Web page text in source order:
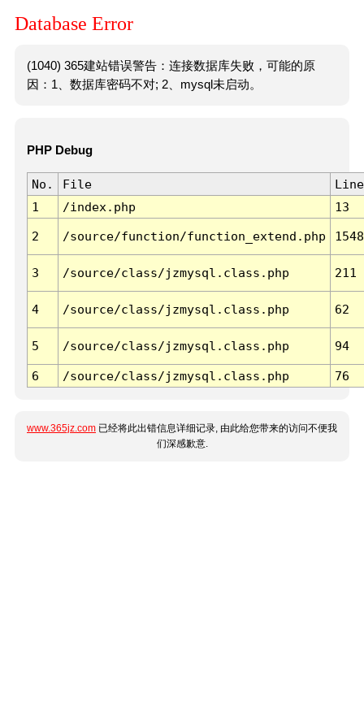
Database Error
(1040) 365建站错误警告：连接数据库失败，可能的原
因：1、数据库密码不对; 2、mysql未启动。
PHP Debug
No. File
Line
1
/index.php 13
2 /source/function/function_extend.php 1548
3 /source/class/jzmysql.class.php 211
4 /source/class/jzmysql.class.php 62
5 /source/class/jzmysql.class.php 94
6 /source/class/jzmysql.class.php 76
www.365jz.com 已经将此出错信息详细记录, 由此给您带来的访问不便我
们深感歉意.